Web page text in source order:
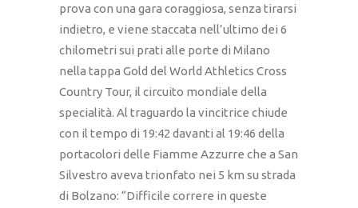
prova con una gara coraggiosa, senza tirarsi
indietro, e viene staccata nell’ultimo dei 6
chilometri sui prati alle porte di Milano
nella tappa Gold del World Athletics Cross
Country Tour, il circuito mondiale della
specialità. Al traguardo la vincitrice chiude
con il tempo di 19:42 davanti al 19:46 della
portacolori delle Fiamme Azzurre che a San
Silvestro aveva trionfato nei 5 km su strada
di Bolzano: “Difficile correre in queste